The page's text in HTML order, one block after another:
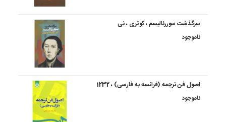
سرگذشت سوررئالیسم ، کوثری ، نی
ناموجود
اصول فن ترجمه (فرانسه به فارسی) ، 1232
ناموجود